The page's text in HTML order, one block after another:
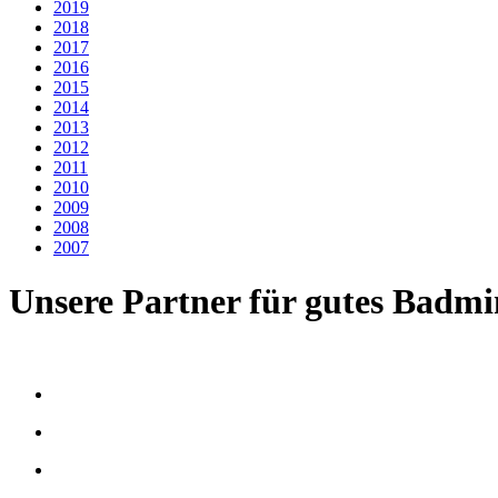
2019
2018
2017
2016
2015
2014
2013
2012
2011
2010
2009
2008
2007
Unsere Partner für gutes